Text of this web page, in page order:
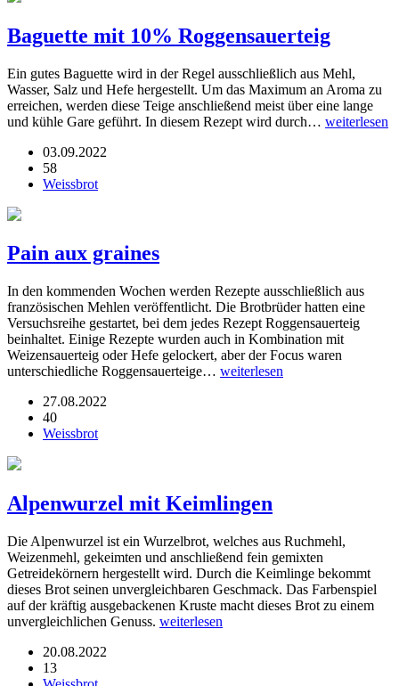
Baguette mit 10% Roggensauerteig
Ein gutes Baguette wird in der Regel ausschließlich aus Mehl,
Wasser, Salz und Hefe hergestellt. Um das Maximum an Aroma zu
erreichen, werden diese Teige anschließend meist über eine lange
und kühle Gare geführt. In diesem Rezept wird durch… weiterlesen
03.09.2022
58
Weissbrot
Pain aux graines
In den kommenden Wochen werden Rezepte ausschließlich aus
französischen Mehlen veröffentlicht. Die Brotbrüder hatten eine
Versuchsreihe gestartet, bei dem jedes Rezept Roggensauerteig
beinhaltet. Einige Rezepte wurden auch in Kombination mit
Weizensauerteig oder Hefe gelockert, aber der Focus waren
unterschiedliche Roggensauerteige… weiterlesen
27.08.2022
40
Weissbrot
Alpenwurzel mit Keimlingen
Die Alpenwurzel ist ein Wurzelbrot, welches aus Ruchmehl,
Weizenmehl, gekeimten und anschließend fein gemixten
Getreidekörnern hergestellt wird. Durch die Keimlinge bekommt
dieses Brot seinen unvergleichbaren Geschmack. Das Farbenspiel
auf der kräftig ausgebackenen Kruste macht dieses Brot zu einem
unvergleichlichen Genuss. weiterlesen
20.08.2022
13